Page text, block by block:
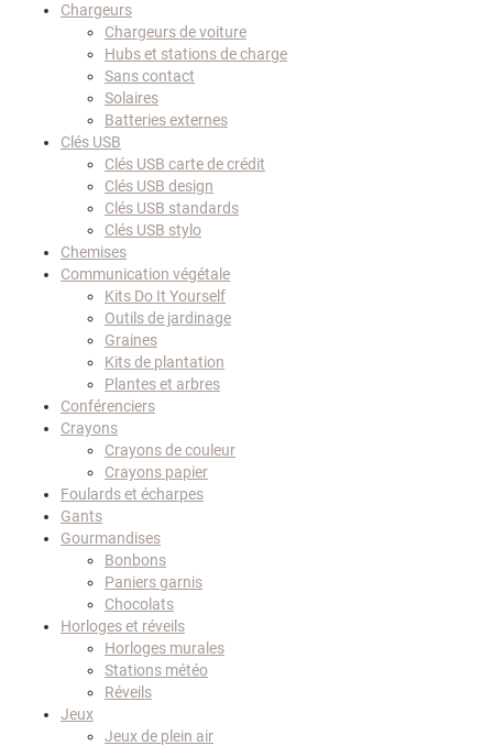
Chargeurs
Chargeurs de voiture
Hubs et stations de charge
Sans contact
Solaires
Batteries externes
Clés USB
Clés USB carte de crédit
Clés USB design
Clés USB standards
Clés USB stylo
Chemises
Communication végétale
Kits Do It Yourself
Outils de jardinage
Graines
Kits de plantation
Plantes et arbres
Conférenciers
Crayons
Crayons de couleur
Crayons papier
Foulards et écharpes
Gants
Gourmandises
Bonbons
Paniers garnis
Chocolats
Horloges et réveils
Horloges murales
Stations météo
Réveils
Jeux
Jeux de plein air